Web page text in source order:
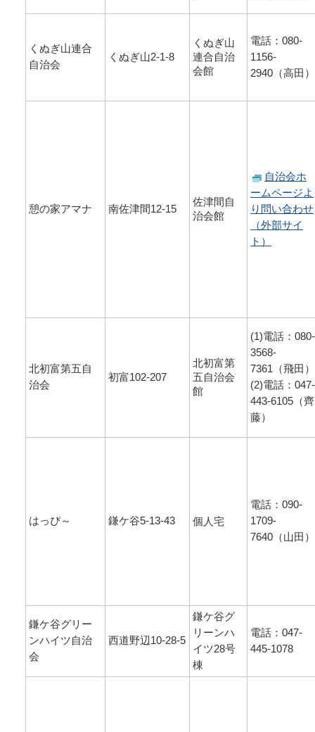
くぬぎ山連合
自治会
くぬぎ山2-1-8
くぬぎ山
連合自治
会館
電話：080-
1156-
2940（高田）
憩の家アマナ 南佐津間12-15
佐津間自
治会館
自治会ホ
ームページよ
り問い合わせ
（外部サイ
ト）
北初富第五自
治会
初富102-207
北初富第
五自治会
館
(1)電話：080-
3568-
7361（飛田）
(2)電話：047-
443-6105（齊
藤）
はっぴ～ 鎌ケ谷5-13-43 個人宅
電話：090-
1709-
7640（山田）
鎌ケ谷グリー
ンハイツ自治
会
西道野辺10-28-5
鎌ケ谷グ
リーンハ
イツ28号
棟
電話：047-
445-1078